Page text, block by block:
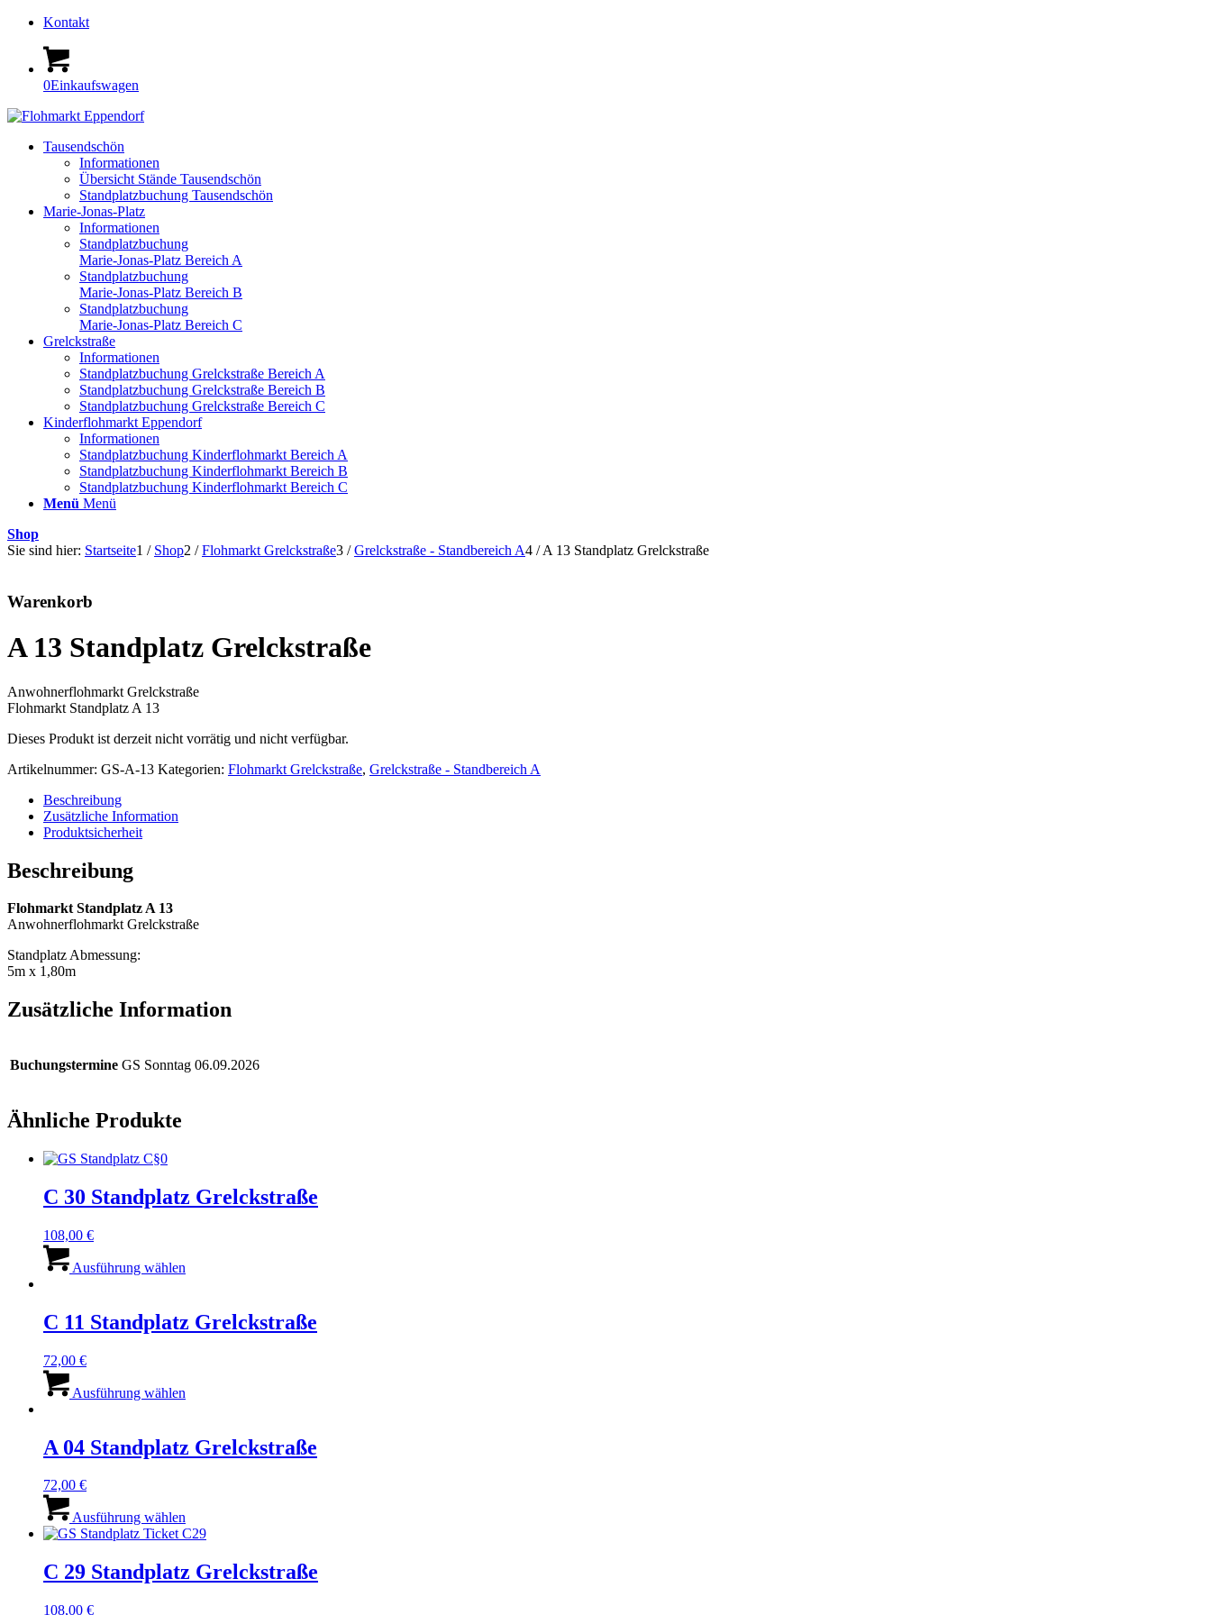
Kontakt
0Einkaufswagen
Tausendschön
Informationen
Übersicht Stände Tausendschön
Standplatzbuchung Tausendschön
Marie-Jonas-Platz
Informationen
Standplatzbuchung
Marie-Jonas-Platz Bereich A
Standplatzbuchung
Marie-Jonas-Platz Bereich B
Standplatzbuchung
Marie-Jonas-Platz Bereich C
Grelckstraße
Informationen
Standplatzbuchung Grelckstraße Bereich A
Standplatzbuchung Grelckstraße Bereich B
Standplatzbuchung Grelckstraße Bereich C
Kinderflohmarkt Eppendorf
Informationen
Standplatzbuchung Kinderflohmarkt Bereich A
Standplatzbuchung Kinderflohmarkt Bereich B
Standplatzbuchung Kinderflohmarkt Bereich C
Menü Menü
Shop
Sie sind hier: Startseite1 / Shop2 / Flohmarkt Grelckstraße3 / Grelckstraße - Standbereich A4 / A 13 Standplatz Grelckstraße
Warenkorb
A 13 Standplatz Grelckstraße
Anwohnerflohmarkt Grelckstraße
Flohmarkt Standplatz A 13
Dieses Produkt ist derzeit nicht vorrätig und nicht verfügbar.
Artikelnummer: GS-A-13 Kategorien: Flohmarkt Grelckstraße, Grelckstraße - Standbereich A
Beschreibung
Zusätzliche Information
Produktsicherheit
Beschreibung
Flohmarkt Standplatz A 13
Anwohnerflohmarkt Grelckstraße
Standplatz Abmessung:
5m x 1,80m
Zusätzliche Information
Buchungstermine GS Sonntag 06.09.2026
Ähnliche Produkte
C 30 Standplatz Grelckstraße
108,00 €
Ausführung wählen
Varianten
auf.
auf
gewählt
werden
C 11 Standplatz Grelckstraße
72,00 €
Ausführung wählen
Varianten
auf.
auf
der
gewählt
werden
A 04 Standplatz Grelckstraße
72,00 €
Ausführung wählen
weist
Varianten
auf.
C 29 Standplatz Grelckstraße
108,00 €